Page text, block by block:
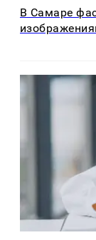
В Самаре